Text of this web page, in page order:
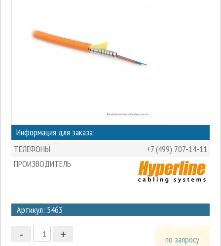
Информация для заказа:
ТЕЛЕФОНЫ
+7 (499) 707-14-11
ПРОИЗВОДИТЕЛЬ
Артикул: 5463
2
1
+
- по запросу